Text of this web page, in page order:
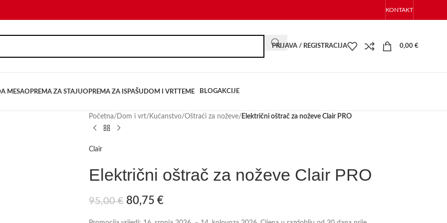
KONTAKT
PRIJAVA / REGISTRACIJA 0,00 €
MESAOPREMA ZA STAJUOPREMA ZA ISPAŠU DOM I VRTTEME BLOGAKCIJE
Početna/ Dom i vrt/ Kućanstvo/Oštraći za noževe/ Električni oštrač za noževe Clair PRO
Clair
Električni oštrač za noževe Clair PRO
95,00€ 80,75 €